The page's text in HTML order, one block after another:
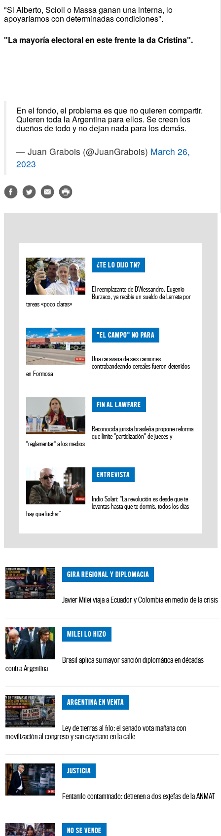
"Si Alberto, Scioli o Massa ganan una interna, lo
apoyaríamos con determinadas condiciones".
"La mayoría electoral en este frente la da Cristina".
En el fondo, el problema es que no quieren compartir.
Quieren toda la Argentina para ellos. Se creen los
dueños de todo y no dejan nada para los demás.
— Juan Grabois (@JuanGrabois) March 26,
2023
¿TE LO DIJO TN?
El reemplazante de D’Alessandro, Eugenio
Burzaco, ya recibía un sueldo de Larreta por
tareas «poco claras»
"EL CAMPO" NO PARA
Una caravana de seis camiones
contrabandeando cereales fueron detenidos
en Formosa
FIN AL LAWFARE
Reconocida jurista brasileña propone reforma
que limite "partidización" de jueces y
"reglamentar" a los medios
ENTREVISTA
Indio Solari: “La revolución es desde que te
levantas hasta que te dormís, todos los días
hay que luchar”
GIRA REGIONAL Y DIPLOMACIA
Javier Milei viaja a Ecuador y Colombia en medio de la crisis
MILEI LO HIZO
Brasil aplica su mayor sanción diplomática en décadas
contra Argentina
ARGENTINA EN VENTA
Ley de tierras al filo: el senado vota mañana con
movilización al congreso y san cayetano en la calle
JUSTICIA
Fentanilo contaminado: detienen a dos exjefas de la ANMAT
NO SE VENDE